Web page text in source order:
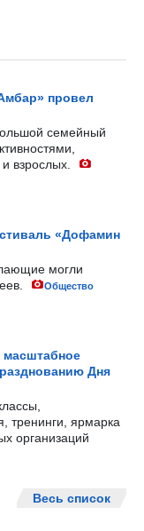
провел
семейный
взрослых.
«Дофамин
могли
Общество
масштабное
Дня
тренинги, ярмарка
организаций
Весь список